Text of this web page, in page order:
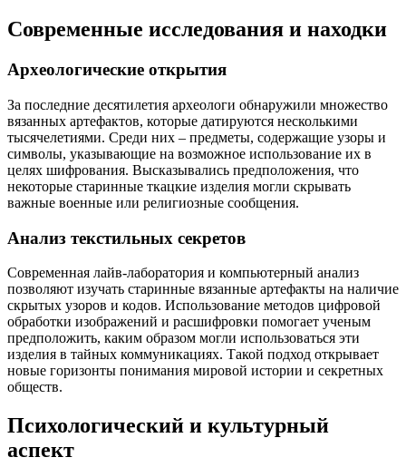
Современные исследования и находки
Археологические открытия
За последние десятилетия археологи обнаружили множество
вязанных артефактов, которые датируются несколькими
тысячелетиями. Среди них – предметы, содержащие узоры и
символы, указывающие на возможное использование их в
целях шифрования. Высказывались предположения, что
некоторые старинные ткацкие изделия могли скрывать
важные военные или религиозные сообщения.
Анализ текстильных секретов
Современная лайв-лаборатория и компьютерный анализ
позволяют изучать старинные вязанные артефакты на наличие
скрытых узоров и кодов. Использование методов цифровой
обработки изображений и расшифровки помогает ученым
предположить, каким образом могли использоваться эти
изделия в тайных коммуникациях. Такой подход открывает
новые горизонты понимания мировой истории и секретных
обществ.
Психологический и культурный
аспект